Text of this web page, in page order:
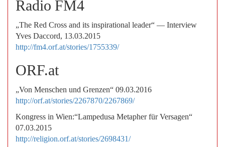
Radio FM4
„The Red Cross and its inspirational leader“ — Interview
Yves Daccord, 13.03.2015
http://fm4.orf.at/stories/1755339/
ORF.at
„Von Menschen und Grenzen“ 09.03.2016
http://orf.at/stories/2267870/2267869/
Kongress in Wien:“Lampedusa Metapher für Versagen“
07.03.2015
http://religion.orf.at/stories/2698431/